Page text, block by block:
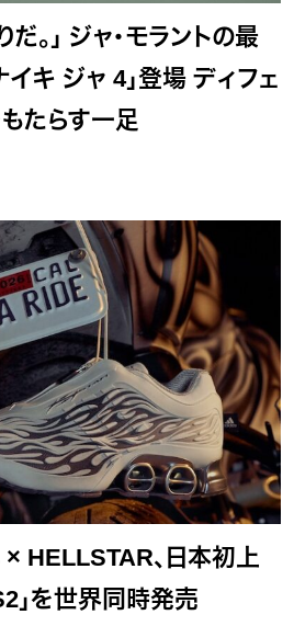
。」 ジャ・モラントの最
イキ ジャ 4」登場 ディフェ
たらす一足
HELLSTAR、日本初上
」を世界同時発売